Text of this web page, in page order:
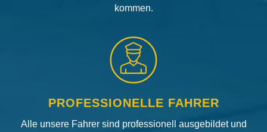
kommen.
PROFESSIONELLE FAHRER
Alle unsere Fahrer sind professionell ausgebildet und